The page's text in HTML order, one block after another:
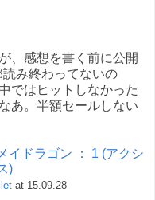
、感想を書く前に公開
み終わってないの
ではヒットしなかった
あ。半額セールしない
イドラゴン ： 1 (アクシ
)
at 15.09.28